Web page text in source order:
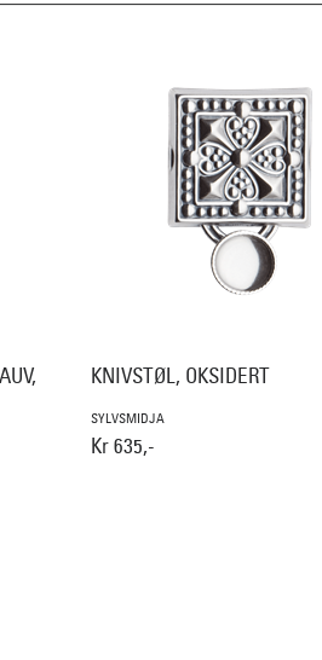
KNIVSTØL, OKSIDERT
SYLVSMIDJA
Kr 635,-